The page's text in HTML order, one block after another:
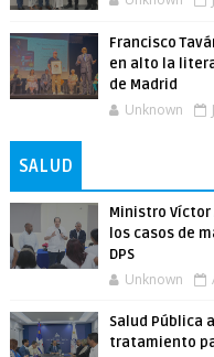
Francisco
en alto la
de Madrid
Unknown
SALUD
Ministro
los casos de
DPS
Unknown
Salud Pública
tratamiento